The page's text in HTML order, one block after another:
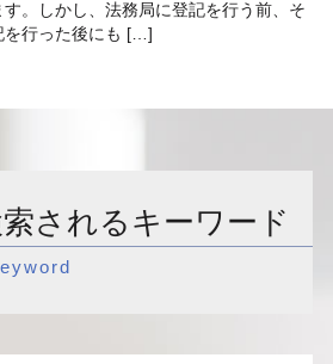
す。しかし、法務局に登記を行う前、そ
を行った後にも […]
されるキーワード